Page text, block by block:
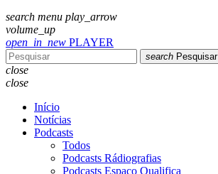
search menu play_arrow
volume_up
open_in_new PLAYER
search Pesquisar
close
close
Início
Notícias
Podcasts
Todos
Podcasts Rádiografias
Podcasts Espaço Qualifica